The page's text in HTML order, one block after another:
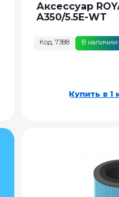
Аксессуар
A350/5.5E-WT
Код: 7388 В наличии
Купить в 1